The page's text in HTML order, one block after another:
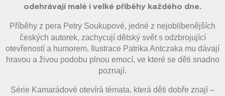
odehrávají malé i velké příběhy každého dne.
Příběhy z pera Petry Soukupové, jedné z nejoblíbenějších
českých autorek, zachycují dětský svět s odzbrojující
otevřeností a humorem. Ilustrace Patrika Antczaka mu dávají
hravou a živou podobu plnou emocí, ve které se děti snadno
poznají.
Série Kamarádové otevírá témata, která děti dobře znají –